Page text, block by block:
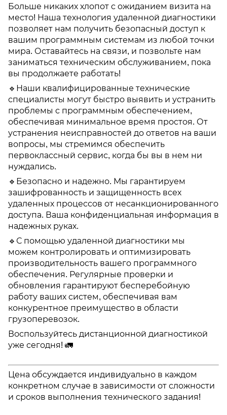
Больше никаких хлопот с ожиданием визита на
место! Наша технология удаленной диагностики
позволяет нам получить безопасный доступ к
вашим программным системам из любой точки
мира. Оставайтесь на связи, и позвольте нам
заниматься техническим обслуживанием, пока
вы продолжаете работать!
🔹Наши квалифицированные технические
специалисты могут быстро выявить и устранить
проблемы с программным обеспечением,
обеспечивая минимальное время простоя. От
устранения неисправностей до ответов на ваши
вопросы, мы стремимся обеспечить
первоклассный сервис, когда бы вы в нем ни
нуждались.
🔹Безопасно и надежно. Мы гарантируем
зашифрованность и защищенность всех
удаленных процессов от несанкционированного
доступа. Ваша конфиденциальная информация в
надежных руках.
🔹С помощью удаленной диагностики мы
можем контролировать и оптимизировать
производительность вашего программного
обеспечения. Регулярные проверки и
обновления гарантируют бесперебойную
работу ваших систем, обеспечивая вам
конкурентное преимущество в области
грузоперевозок.
Воспользуйтесь дистанционной диагностикой
уже сегодня! 🚛
Цена обсуждается индивидуально в каждом
конкретном случае в зависимости от сложности
и сроков выполнения технического задания!